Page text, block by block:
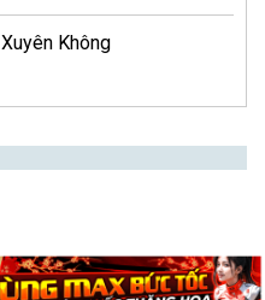
Xuyên Không